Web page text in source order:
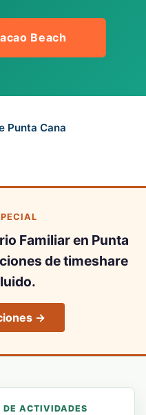
Beach
Punta Cana
Familiar en Punta
de timeshare
→
DE ACTIVIDADES